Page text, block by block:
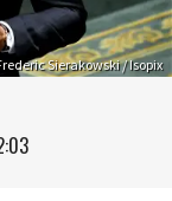
Sierakowski / Isopix